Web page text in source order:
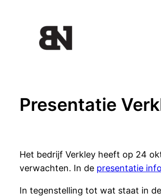
Presentatie
Het bedrijf Verkley heeft op 24
verwachten. In de presentatie
In tegenstelling tot wat staat in